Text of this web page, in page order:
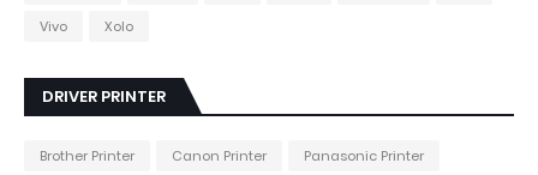
Vivo
Xolo
DRIVER PRINTER
Brother Printer Canon Printer Panasonic Printer